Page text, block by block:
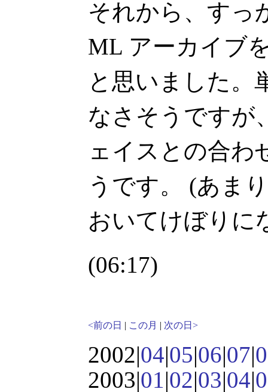
それから、すっ
ML アーカイブ
と思いました。
なさそうですが
ェイスとの合わ
うです。 (あま
おいてけぼり
(06:17)
<前の日 | この月 | 次の日>
2002|04|05|06|07|
2003|01|02|03|04|